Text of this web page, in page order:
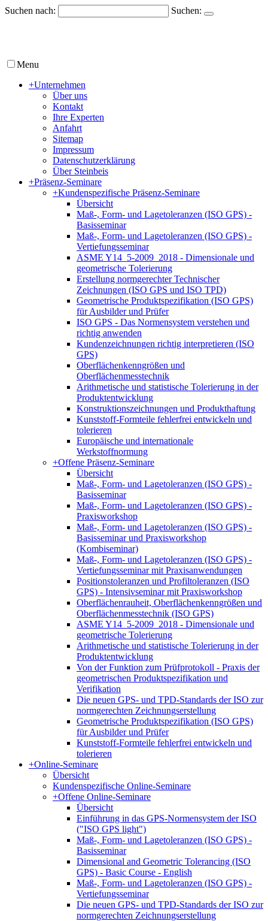
Suchen nach: Suchen:
Menu
+Unternehmen
Über uns
Kontakt
Ihre Experten
Anfahrt
Sitemap
Impressum
Datenschutzerklärung
Über Steinbeis
+Präsenz-Seminare
+Kundenspezifische Präsenz-Seminare
Übersicht
Maß-, Form- und Lagetoleranzen (ISO GPS) -
Basisseminar
Maß-, Form- und Lagetoleranzen (ISO GPS) -
Vertiefungsseminar
ASME Y14_5-2009_2018 - Dimensionale und
geometrische Tolerierung
Erstellung normgerechter Technischer
Zeichnungen (ISO GPS und ISO TPD)
Geometrische Produktspezifikation (ISO GPS)
für Ausbilder und Prüfer
ISO GPS - Das Normensystem verstehen und
richtig anwenden
Kundenzeichnungen richtig interpretieren (ISO
GPS)
Oberflächenkenngrößen und
Oberflächenmesstechnik
Arithmetische und statistische Tolerierung in der
Produktentwicklung
Konstruktionszeichnungen und Produkthaftung
Kunststoff-Formteile fehlerfrei entwickeln und
tolerieren
Europäische und internationale
Werkstoffnormung
+Offene Präsenz-Seminare
Übersicht
Maß-, Form- und Lagetoleranzen (ISO GPS) -
Basisseminar
Maß-, Form- und Lagetoleranzen (ISO GPS) -
Praxisworkshop
Maß-, Form- und Lagetoleranzen (ISO GPS) -
Basisseminar und Praxisworkshop
(Kombiseminar)
Maß-, Form- und Lagetoleranzen (ISO GPS) -
Vertiefungsseminar mit Praxisanwendungen
Positionstoleranzen und Profiltoleranzen (ISO
GPS) - Intensivseminar mit Praxisworkshop
Oberflächenrauheit, Oberflächenkenngrößen und
Oberflächenmesstechnik (ISO GPS)
ASME Y14_5-2009_2018 - Dimensionale und
geometrische Tolerierung
Arithmetische und statistische Tolerierung in der
Produktentwicklung
Von der Funktion zum Prüfprotokoll - Praxis der
geometrischen Produktspezifikation und
Verifikation
Die neuen GPS- und TPD-Standards der ISO zur
normgerechten Zeichnungserstellung
Geometrische Produktspezifikation (ISO GPS)
für Ausbilder und Prüfer
Kunststoff-Formteile fehlerfrei entwickeln und
tolerieren
+Online-Seminare
Übersicht
Kundenspezifische Online-Seminare
+Offene Online-Seminare
Übersicht
Einführung in das GPS-Normensystem der ISO
("ISO GPS light")
Maß-, Form- und Lagetoleranzen (ISO GPS) -
Basisseminar
Dimensional and Geometric Tolerancing (ISO
GPS) - Basic Course - English
Maß-, Form- und Lagetoleranzen (ISO GPS) -
Vertiefungsseminar
Die neuen GPS- und TPD-Standards der ISO zur
normgerechten Zeichnungserstellung